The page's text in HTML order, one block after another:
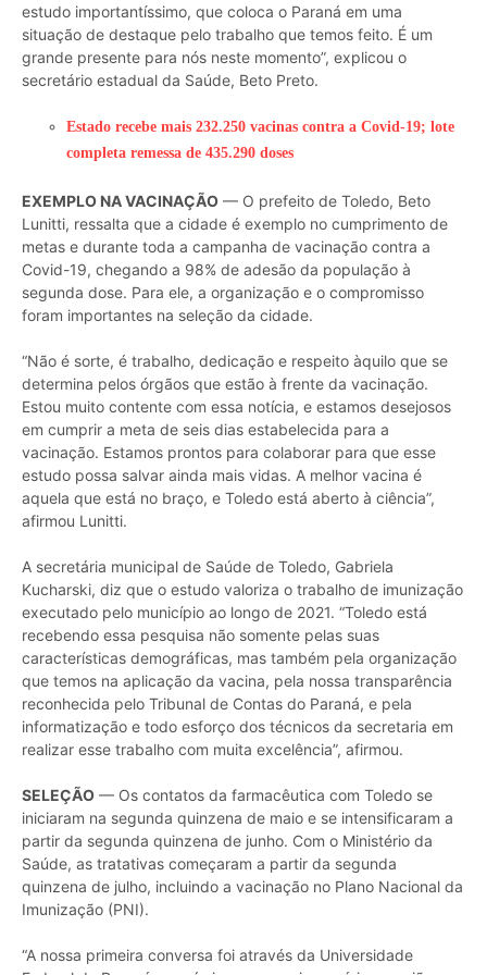
estudo importantíssimo, que coloca o Paraná em uma
situação de destaque pelo trabalho que temos feito. É um
grande presente para nós neste momento”, explicou o
secretário estadual da Saúde, Beto Preto.
Estado recebe mais 232.250 vacinas contra a Covid-19; lote
completa remessa de 435.290 doses
EXEMPLO NA VACINAÇÃO — O prefeito de Toledo, Beto
Lunitti, ressalta que a cidade é exemplo no cumprimento de
metas e durante toda a campanha de vacinação contra a
Covid-19, chegando a 98% de adesão da população à
segunda dose. Para ele, a organização e o compromisso
foram importantes na seleção da cidade.
“Não é sorte, é trabalho, dedicação e respeito àquilo que se
determina pelos órgãos que estão à frente da vacinação.
Estou muito contente com essa notícia, e estamos desejosos
em cumprir a meta de seis dias estabelecida para a
vacinação. Estamos prontos para colaborar para que esse
estudo possa salvar ainda mais vidas. A melhor vacina é
aquela que está no braço, e Toledo está aberto à ciência”,
afirmou Lunitti.
A secretária municipal de Saúde de Toledo, Gabriela
Kucharski, diz que o estudo valoriza o trabalho de imunização
executado pelo município ao longo de 2021. “Toledo está
recebendo essa pesquisa não somente pelas suas
características demográficas, mas também pela organização
que temos na aplicação da vacina, pela nossa transparência
reconhecida pelo Tribunal de Contas do Paraná, e pela
informatização e todo esforço dos técnicos da secretaria em
realizar esse trabalho com muita excelência”, afirmou.
SELEÇÃO — Os contatos da farmacêutica com Toledo se
iniciaram na segunda quinzena de maio e se intensificaram a
partir da segunda quinzena de junho. Com o Ministério da
Saúde, as tratativas começaram a partir da segunda
quinzena de julho, incluindo a vacinação no Plano Nacional da
Imunização (PNI).
“A nossa primeira conversa foi através da Universidade